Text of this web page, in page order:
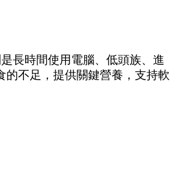
長時間使用電腦、低頭族、進
不足，提供關鍵營養，支持軟